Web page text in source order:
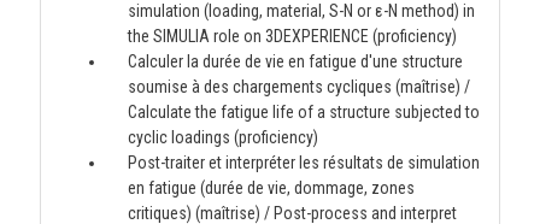
simulation (loading, material, S-N or ε-N method) in
the SIMULIA role on 3DEXPERIENCE (proficiency)
Calculer la durée de vie en fatigue d'une structure
soumise à des chargements cycliques (maîtrise) /
Calculate the fatigue life of a structure subjected to
cyclic loadings (proficiency)
Post-traiter et interpréter les résultats de simulation
en fatigue (durée de vie, dommage, zones
critiques) (maîtrise) / Post-process and interpret